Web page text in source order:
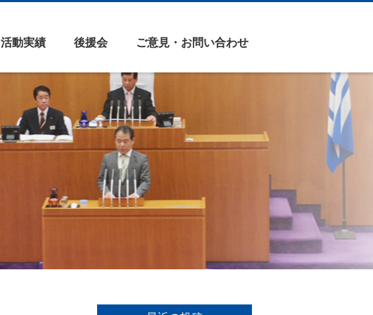
活動実績 後援会 ご意見・お問い合わせ